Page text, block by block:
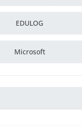
EDULOG
Microsoft